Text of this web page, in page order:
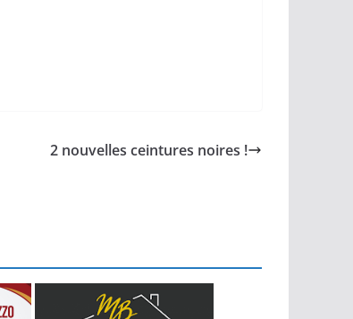
2 nouvelles ceintures noires !